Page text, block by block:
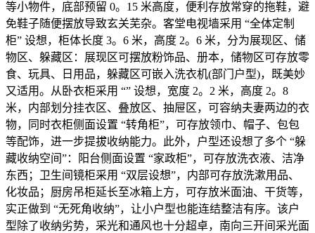
等小物件，底部预留 0。15 米高度，便利存放常穿的拖鞋，避
免鞋子随便摆放导致玄关芜杂。客堂电视墙采用 “全体定制
柜” 设想，柜体长度 3。6 米，高度 2。6 米，分为展现区、储
物区、躲藏区：展现区可摆放粉饰品、册本，储物区可存放零
食、玩具、日用品，躲藏区可嵌入洗衣机(部门户型)，既美妙
又适用。从卧衣柜采用 “” 设想，宽度 2。2 米，高度 2。8
米，内部划分挂衣区、叠放区、抽屉区，可容纳夫妻两边的衣
物，同时衣柜侧面设置 “转角柜”，可存放领巾、帽子、包包
等配饰，进一步提拔收纳能力。此外，户型还设想了多个 “躲
藏收纳空间”：阳台侧面设置 “家政柜”，可存放洗衣液、洁净
东西；卫生间镜柜采用 “双层设想”，内部可存放洗漱用品、
化妆品；厨房吊柜延长至冰箱上方，可存放米面油、干货等，
实正做到 “无死角收纳”，让小户型也能连结整洁有序。该户
型除了收纳劣势，采光和通风也十分超卓，南向三开间采光面